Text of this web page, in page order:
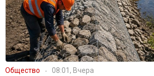
Общество 08:01, Вчера